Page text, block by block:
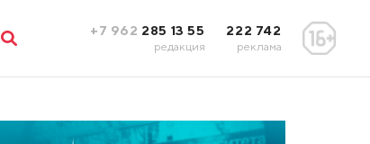
+7 962 285 13 55
редакция
222 742
реклама